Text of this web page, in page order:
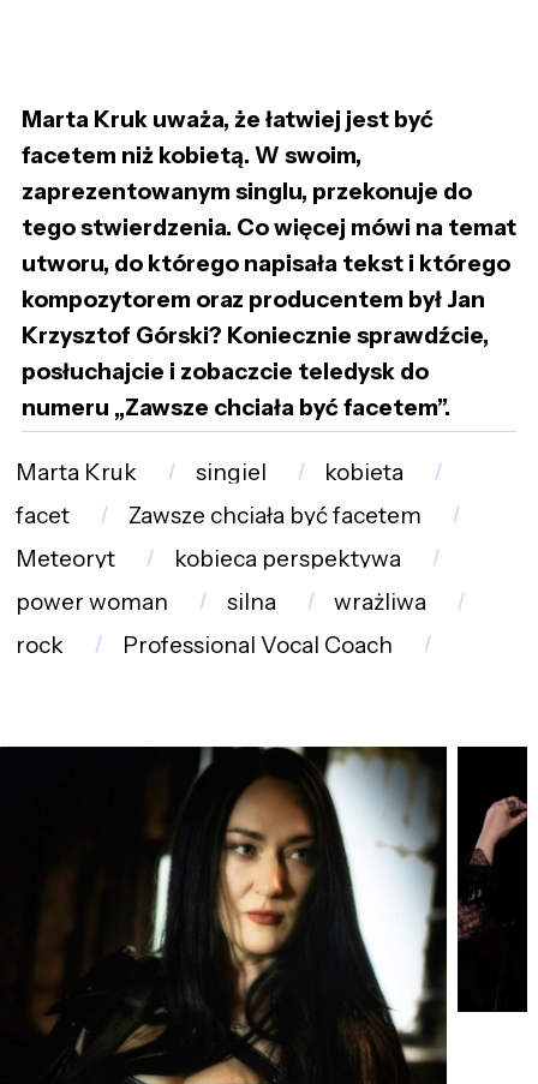
Marta Kruk uważa, że łatwiej jest być
facetem niż kobietą. W swoim,
zaprezentowanym singlu, przekonuje do
tego stwierdzenia. Co więcej mówi na temat
utworu, do którego napisała tekst i którego
kompozytorem oraz producentem był Jan
Krzysztof Górski? Koniecznie sprawdźcie,
posłuchajcie i zobaczcie teledysk do
numeru „Zawsze chciała być facetem”.
Marta Kruk singiel
kobieta
facet
Zawsze chciała być facetem
Meteoryt
kobieca perspektywa
power woman
silna
wrażliwa
rock
Professional Vocal Coach